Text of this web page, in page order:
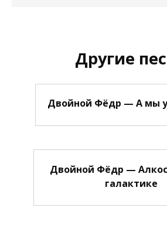
Другие
Двойной Фёдр — А мы
Двойной Фёдр —
галактике